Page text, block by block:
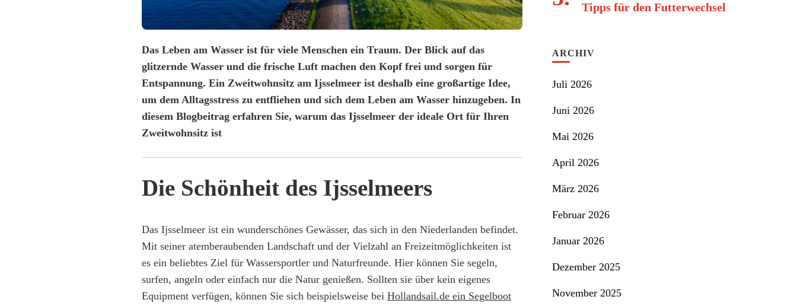
Das Leben am Wasser ist für viele Menschen ein Traum. Der Blick auf das
glitzernde Wasser und die frische Luft machen den Kopf frei und sorgen für
Entspannung. Ein Zweitwohnsitz am Ijsselmeer ist deshalb eine großartige Idee,
um dem Alltagsstress zu entfliehen und sich dem Leben am Wasser hinzugeben. In
diesem Blogbeitrag erfahren Sie, warum das Ijsselmeer der ideale Ort für Ihren
Zweitwohnsitz ist
Die Schönheit des Ijsselmeers
Das Ijsselmeer ist ein wunderschönes Gewässer, das sich in den Niederlanden befindet.
Mit seiner atemberaubenden Landschaft und der Vielzahl an Freizeitmöglichkeiten ist
es ein beliebtes Ziel für Wassersportler und Naturfreunde. Hier können Sie segeln,
surfen, angeln oder einfach nur die Natur genießen. Sollten sie über kein eigenes
Equipment verfügen, können Sie sich beispielsweise bei Hollandsail.de ein Segelboot
Tipps für den Futterwechsel
ARCHIV
Juli 2026
Juni 2026
Mai 2026
April 2026
März 2026
Februar 2026
Januar 2026
Dezember 2025
November 2025